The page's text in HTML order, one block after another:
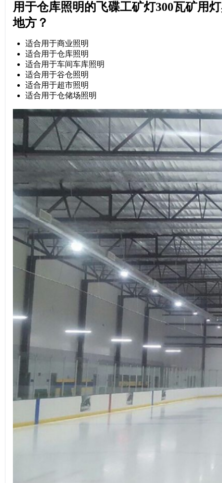
用于仓库照明的飞碟工矿灯300瓦矿用
地方？
适合用于商业照明
适合用于仓库照明
适合用于车间车库照明
适合用于谷仓照明
适合用于超市照明
适合用于仓储场照明